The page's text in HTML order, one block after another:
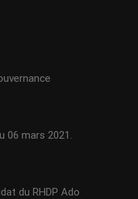
06 mars 2021.
du RHDP Ado